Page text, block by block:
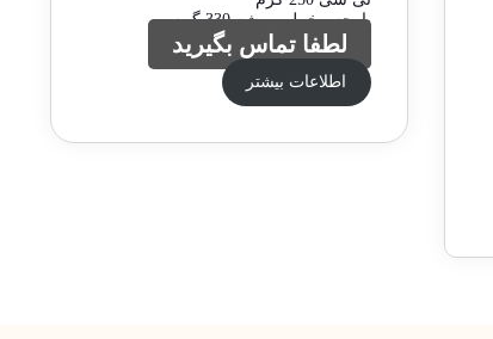
پارچه مخمل پورشه 330 گرم
لطفا تماس بگیرید
اطلاعات بیشتر